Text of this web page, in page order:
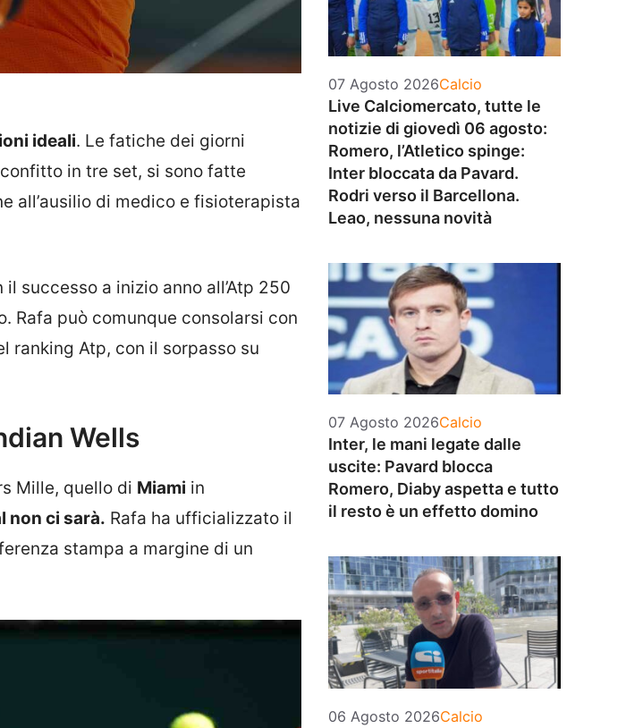
ideali. Le fatiche dei giorni
in tre set, si sono fatte
all’ausilio di medico e fisioterapista
successo a inizio anno all’Atp 250
Rafa può comunque consolarsi con
ranking Atp, con il sorpasso su
Wells
Mille, quello di Miami in
non ci sarà. Rafa ha ufficializzato il
stampa a margine di un
07 Agosto 2026Categorie
Calcio
Live Calciomercato, tutte le
notizie di giovedì 06 agosto:
Romero, l’Atletico spinge:
Inter bloccata da Pavard.
Rodri verso il Barcellona.
Leao, nessuna novità
07 Agosto 2026Categorie
Calcio
Inter, le mani legate dalle
uscite: Pavard blocca
Romero, Diaby aspetta e tutto
il resto è un effetto domino
06 Agosto 2026Categorie
Calcio